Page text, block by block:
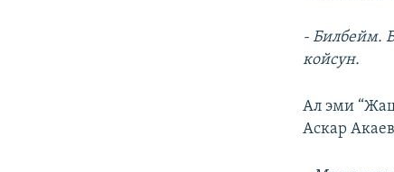
- Билбейм.
койсун.
Ал эми
Аскар